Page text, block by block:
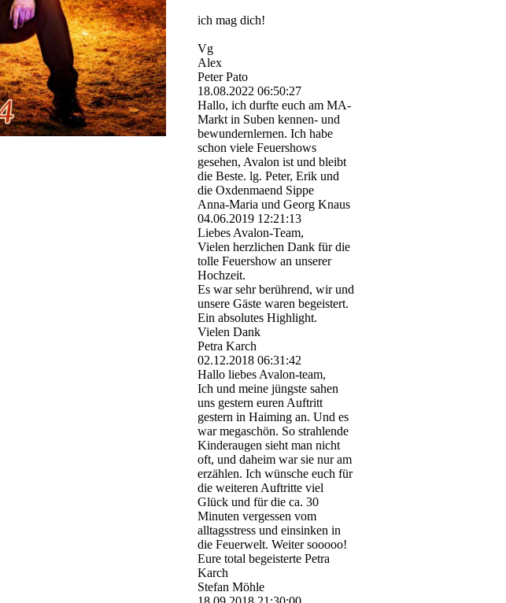
ich mag dich!
Vg
Alex
Peter Pato
18.08.2022 06:50:27
Hallo, ich durfte euch am MA-
Markt in Suben kennen- und
bewundernlernen. Ich habe
schon viele Feuershows
gesehen, Avalon ist und bleibt
die Beste. lg. Peter, Erik und
die Oxdenmaend Sippe
Anna-Maria und Georg Knaus
04.06.2019 12:21:13
Liebes Avalon-Team,
Vielen herzlichen Dank für die
tolle Feuershow an unserer
Hochzeit.
Es war sehr berührend, wir und
unsere Gäste waren begeistert.
Ein absolutes Highlight.
Vielen Dank
Petra Karch
02.12.2018 06:31:42
Hallo liebes Avalon-team,
Ich und meine jüngste sahen
uns gestern euren Auftritt
gestern in Haiming an. Und es
war megaschön. So strahlende
Kinderaugen sieht man nicht
oft, und daheim war sie nur am
erzählen. Ich wünsche euch für
die weiteren Auftritte viel
Glück und für die ca. 30
Minuten vergessen vom
alltagsstress und einsinken in
die Feuerwelt. Weiter sooooo!
Eure total begeisterte Petra
Karch
Stefan Möhle